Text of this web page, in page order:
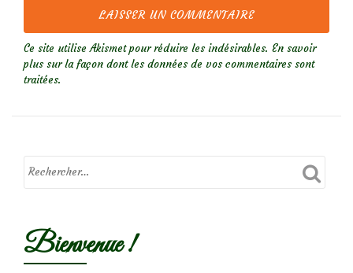
Ce site utilise Akismet pour réduire les indésirables. En savoir
plus sur la façon dont les données de vos commentaires sont
traitées.
Bienvenue !